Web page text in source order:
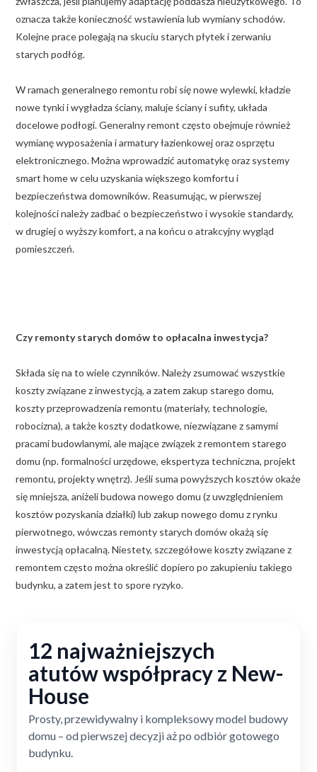
oznacza także konieczność wstawienia lub wymiany schodów.
Kolejne prace polegają na skuciu starych płytek i zerwaniu
starych podłóg.
W ramach generalnego remontu robi się nowe wylewki, kładzie
nowe tynki i wygładza ściany, maluje ściany i sufity, układa
docelowe podłogi. Generalny remont często obejmuje również
wymianę wyposażenia i armatury łazienkowej oraz osprzętu
elektronicznego. Można wprowadzić automatykę oraz systemy
smart home w celu uzyskania większego komfortu i
bezpieczeństwa domowników. Reasumując, w pierwszej
kolejności należy zadbać o bezpieczeństwo i wysokie standardy,
w drugiej o wyższy komfort, a na końcu o atrakcyjny wygląd
pomieszczeń.
Czy remonty starych domów to opłacalna inwestycja?
Składa się na to wiele czynników. Należy zsumować wszystkie
koszty związane z inwestycją, a zatem zakup starego domu,
koszty przeprowadzenia remontu (materiały, technologie,
robocizna), a także koszty dodatkowe, niezwiązane z samymi
pracami budowlanymi, ale mające związek z remontem starego
domu (np. formalności urzędowe, ekspertyza techniczna, projekt
remontu, projekty wnętrz). Jeśli suma powyższych kosztów okaże
się mniejsza, aniżeli budowa nowego domu (z uwzględnieniem
kosztów pozyskania działki) lub zakup nowego domu z rynku
pierwotnego, wówczas remonty starych domów okażą się
inwestycją opłacalną. Niestety, szczegółowe koszty związane z
remontem często można określić dopiero po zakupieniu takiego
budynku, a zatem jest to spore ryzyko.
12 najważniejszych
atutów współpracy z New-
House
Prosty, przewidywalny i kompleksowy model budowy
domu – od pierwszej decyzji aż po odbiór gotowego
budynku.